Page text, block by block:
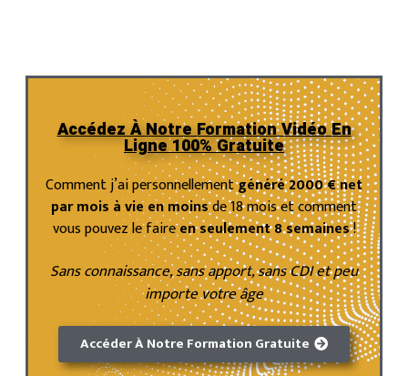
Accédez À Notre Formation Vidéo En
Ligne 100% Gratuite
Comment j’ai personnellementgénéré 2000 € net
par mois à vie en moinsde 18 mois et comment
vous pouvez le faireen seulement 8 semaines!
Sans connaissance, sans apport, sans CDIet peu
importe votre âge
Accéder À Notre Formation Gratuite